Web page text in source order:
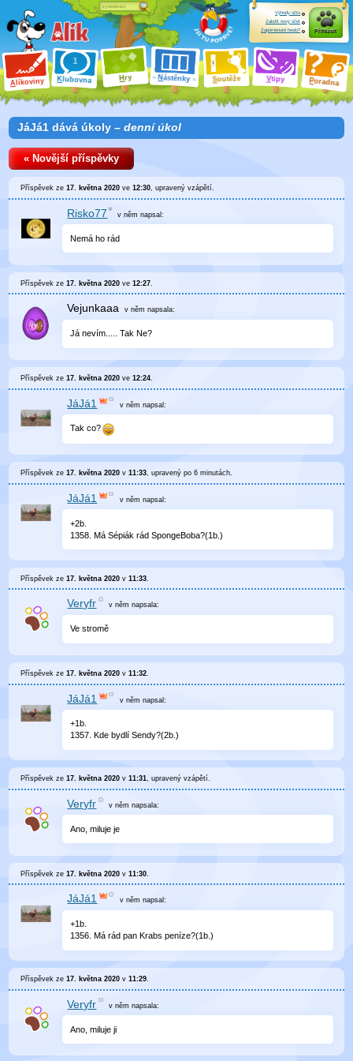
Alíkoviny Klubovna Hry Nástěnky Soutěže Vtipy Poradna
Výhody účtu
Založit nový účet
Zapomenuté heslo?
Přihlásit
JáJá1 dává úkoly – denní úkol
« Novější příspěvky
Příspěvek ze17. května 2020 ve12:30, upravenývzápětí.
Risko77 v něm napsal:
Nemá ho rád
Příspěvek ze17. května 2020 ve12:27
Vejunkaaa v něm napsala:
Já nevím..... Tak Ne?
Příspěvek ze17. května 2020 ve12:24
JáJá1 v něm napsal:
Tak co?
Příspěvek ze17. května 2020 v11:33, upravenýpo 6 minutách.
JáJá1 v něm napsal:
+2b.
1358. Má Sépiák rád SpongeBoba?(1b.)
Příspěvek ze17. května 2020 v11:33
Veryfr v němnapsala:
Ve stromě
Příspěvek ze17. května 2020 v11:32
JáJá1 v něm napsal:
+1b.
1357. Kde bydlí Sendy?(2b.)
Příspěvek ze17. května 2020 v11:31, upravenývzápětí.
Veryfr v němnapsala:
Ano, miluje je
Příspěvek ze17. května 2020 v11:30
JáJá1 v něm napsal:
+1b.
1356. Má rád pan Krabs peníze?(1b.)
Příspěvek ze17. května 2020 v11:29.
Veryfr v němnapsala:
Ano, miluje ji